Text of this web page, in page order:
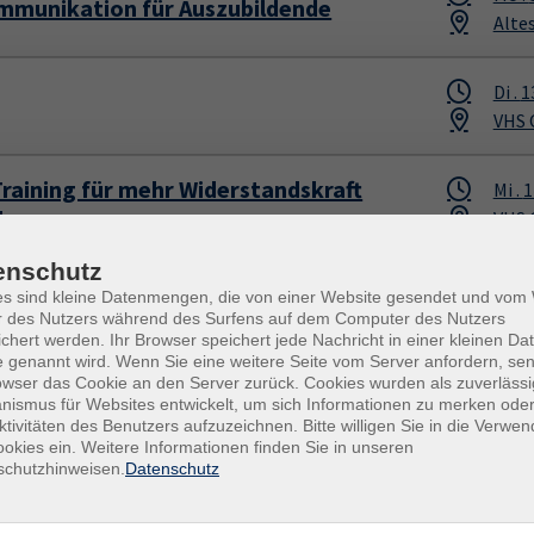
für Auszubildende
Di .
für mehr Widerstandskraft
Mi .
- Jetzt! Professioneller Umgang mit
Di .
Sie Ihre Zeit im Griff?
sind kleine Datenmengen, die von einer Website gesendet und vom
des Nutzers während des Surfens auf dem Computer des Nutzers
werden. Ihr Browser speichert jede Nachricht in einer kleinen
genannt wird. Wenn Sie eine weitere Seite vom Server anfordern,
das Cookie an den Server zurück. Cookies wurden als
für Websites entwickelt, um sich Informationen zu merken
des Benutzers aufzuzeichnen. Bitte willigen Sie in die
ein. Weitere Informationen finden Sie in unseren
Datenschutz